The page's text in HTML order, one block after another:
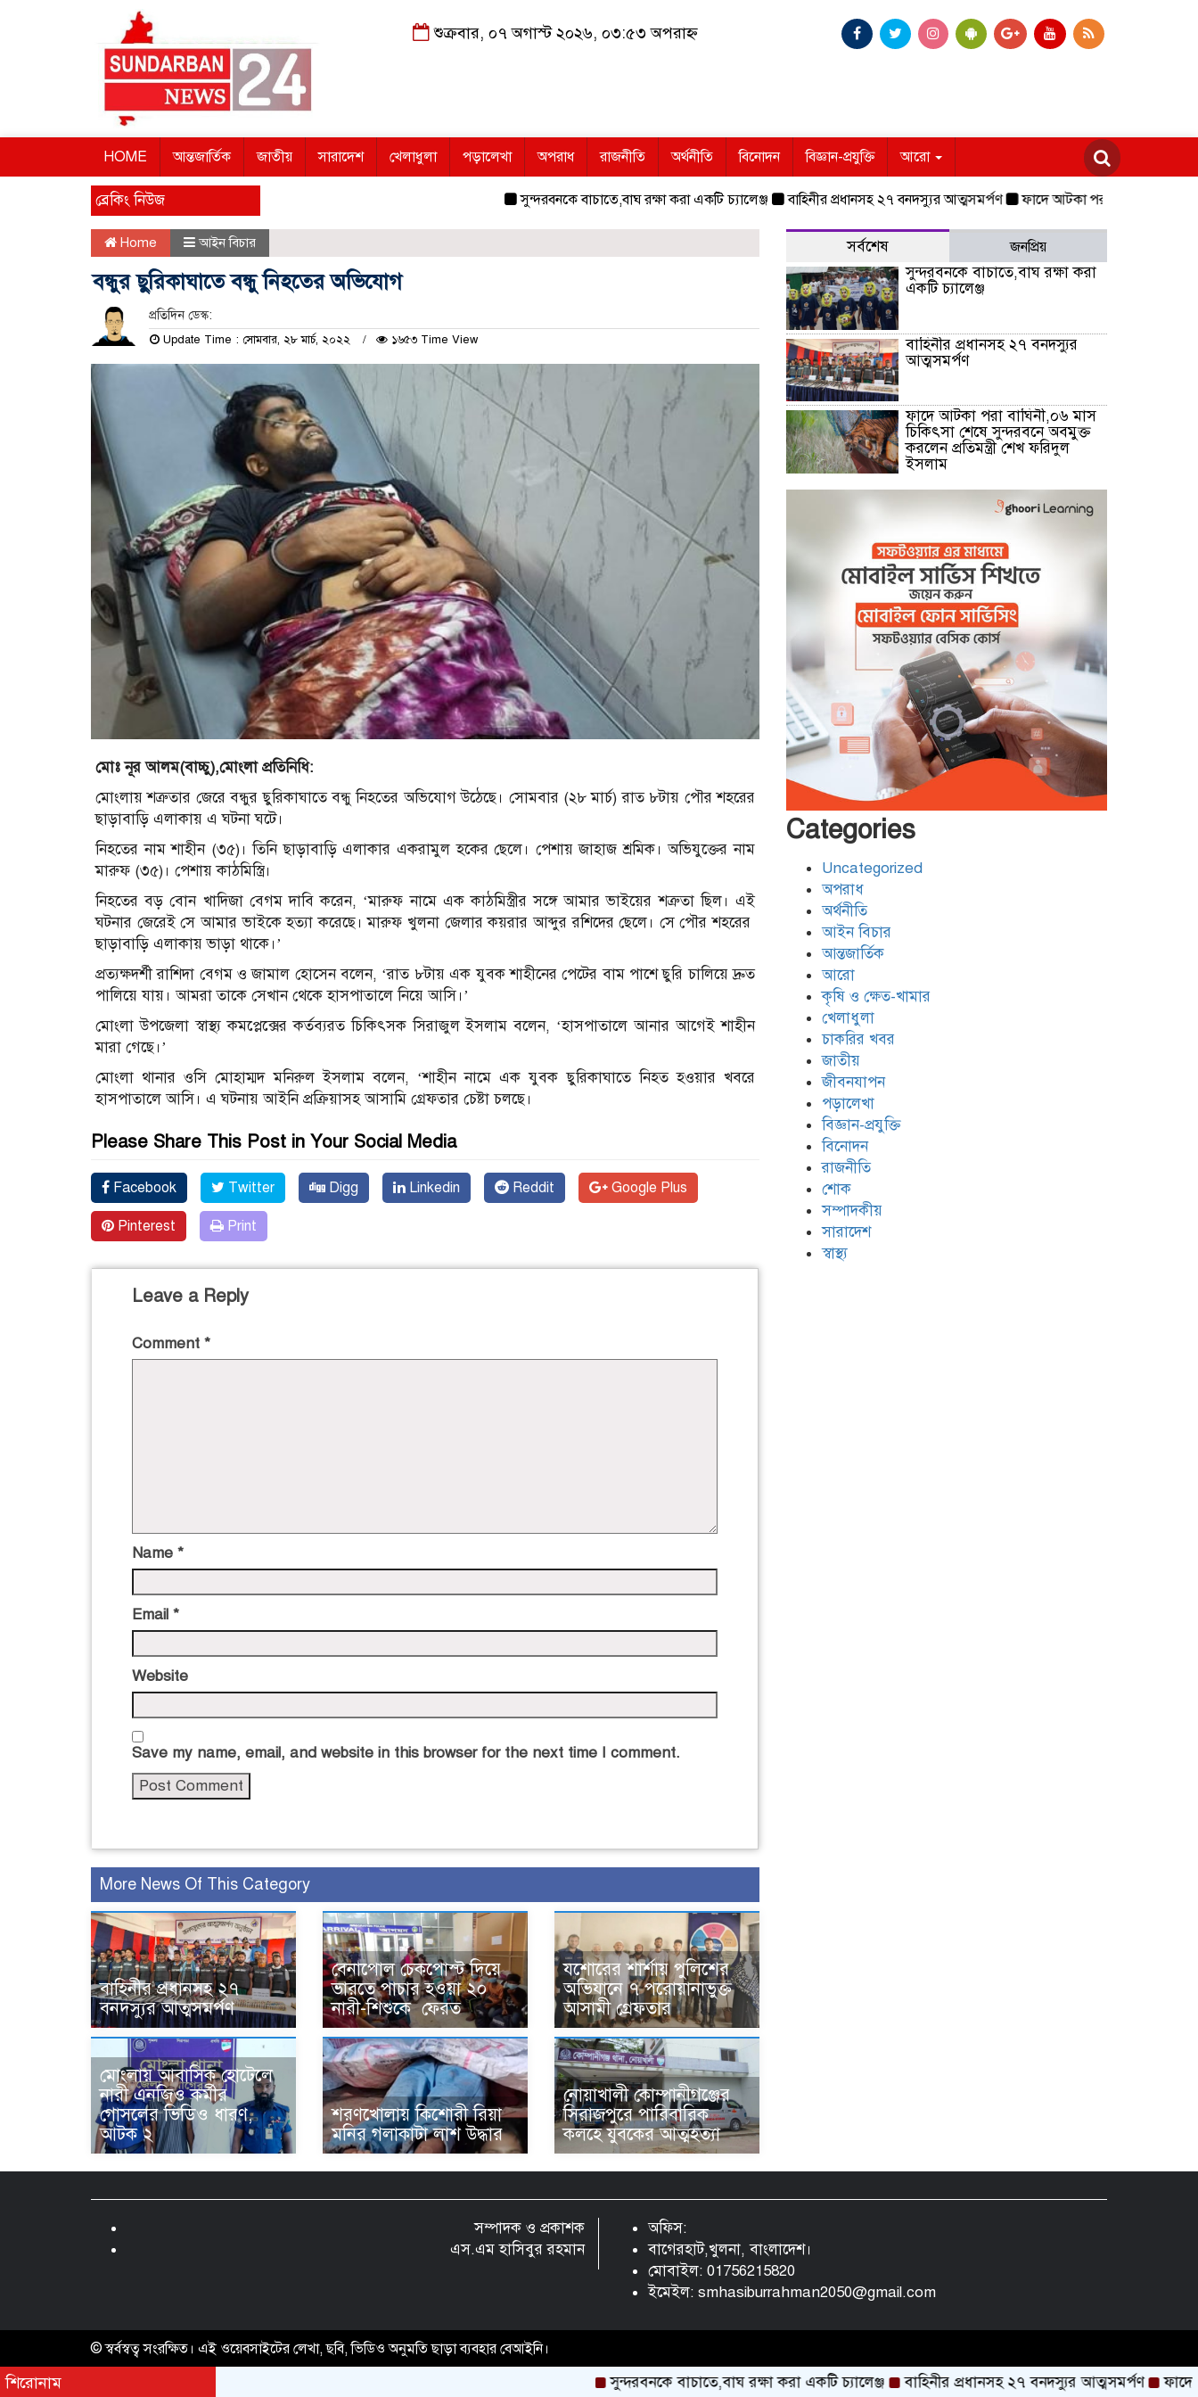
শুক্রবার, ০৭ অগাস্ট ২০২৬, ০৩:৫৩ অপরাহ্ন
HOME আন্তজার্তিক জাতীয় সারাদেশ খেলাধুলা পড়ালেখা অপরাধ রাজনীতি অর্থনীতি বিনোদন বিজ্ঞান-প্রযুক্তি আরো
ব্রেকিং নিউজ সুন্দরবনকে বাচাতে,বাঘ রক্ষা করা একটি চ্যালেঞ্জ বাহিনীর প্রধানসহ ২৭ বনদস্যুর আত্মসমর্পণ ফাদে আটকা পরা বাঘিনী,০৬ মাস
Home আইন বিচার
বন্ধুর ছুরিকাঘাতে বন্ধু নিহতের অভিযোগ
প্রতিদিন ডেস্ক:
Update Time : সোমবার, ২৮ মার্চ, ২০২২ ১৬৫৩ Time View
মোঃ নূর আলম(বাচ্চু),মোংলা প্রতিনিধি:
মোংলায় শত্রুতার জেরে বন্ধুর ছুরিকাঘাতে বন্ধু নিহতের অভিযোগ উঠেছে। সোমবার (২৮ মার্চ) রাত ৮টায় পৌর শহরের
ছাড়াবাড়ি এলাকায় এ ঘটনা ঘটে।
নিহতের নাম শাহীন (৩৫)। তিনি ছাড়াবাড়ি এলাকার একরামুল হকের ছেলে। পেশায় জাহাজ শ্রমিক। অভিযুক্তের নাম
মারুফ (৩৫)। পেশায় কাঠমিস্ত্রি।
নিহতের বড় বোন খাদিজা বেগম দাবি করেন, ‘মারুফ নামে এক কাঠমিস্ত্রীর সঙ্গে আমার ভাইয়ের শত্রুতা ছিল। এই
ঘটনার জেরেই সে আমার ভাইকে হত্যা করেছে। মারুফ খুলনা জেলার কয়রার আব্দুর রশিদের ছেলে। সে পৌর শহরের
ছাড়াবাড়ি এলাকায় ভাড়া থাকে।’
প্রত্যক্ষদর্শী রাশিদা বেগম ও জামাল হোসেন বলেন, ‘রাত ৮টায় এক যুবক শাহীনের পেটের বাম পাশে ছুরি চালিয়ে দ্রুত
পালিয়ে যায়। আমরা তাকে সেখান থেকে হাসপাতালে নিয়ে আসি।’
মোংলা উপজেলা স্বাস্থ্য কমপ্লেক্সের কর্তব্যরত চিকিৎসক সিরাজুল ইসলাম বলেন, ‘হাসপাতালে আনার আগেই শাহীন
মারা গেছে।’
মোংলা থানার ওসি মোহাম্মদ মনিরুল ইসলাম বলেন, ‘শাহীন নামে এক যুবক ছুরিকাঘাতে নিহত হওয়ার খবরে
হাসপাতালে আসি। এ ঘটনায় আইনি প্রক্রিয়াসহ আসামি গ্রেফতার চেষ্টা চলছে।
Please Share This Post in Your Social Media
Facebook Twitter Digg Linkedin Reddit Google Plus
Pinterest Print
Leave a Reply
Comment *
Name *
Email *
Website
Save my name, email, and website in this browser for the next time I comment.
More News Of This Category
বাহিনীর প্রধানসহ ২৭
বনদস্যুর আত্মসমর্পণ
বেনাপোল চেকপোস্ট দিয়ে
ভারতে পাচার হওয়া ২০
নারী-শিশুকে ফেরত
যশোরের শার্শায় পুলিশের
অভিযানে ৭ পরোয়ানাভুক্ত
আসামী গ্রেফতার
মোংলায় আবাসিক হোটেলে
নারী এনজিও কর্মীর
গোসলের ভিডিও ধারণ,
আটক ২
শরণখোলায় কিশোরী রিয়া
মনির গলাকাটা লাশ উদ্ধার
নোয়াখালী কোম্পানীগঞ্জের
সিরাজপুরে পারিবারিক
কলহে যুবকের আত্মহত্যা
সর্বশেষ জনপ্রিয়
সুন্দরবনকে বাচাতে,বাঘ রক্ষা করা
একটি চ্যালেঞ্জ
বাহিনীর প্রধানসহ ২৭ বনদস্যুর
আত্মসমর্পণ
ফাদে আটকা পরা বাঘিনী,০৬ মাস
চিকিৎসা শেষে সুন্দরবনে অবমুক্ত
করলেন প্রতিমন্ত্রী শেখ ফরিদুল
ইসলাম
মোংলা নদীতে ২৪ ঘন্টা ফেরি
চলাচলের উদ্বোধন
বেনাপোল সীমান্তে বিজিবির কঠোর
অবস্থানে বিএসএফের পুশইন প্রচেষ্টা
ব্যর্থ
বিদ্যুৎ,জ্বালানি প্রতিমন্ত্রী রামপাল
তাপ বিদ্যুৎকেন্দ্র পরিদর্শনে করেন
বিদ্যুৎ,জ্বালানি প্রতিমন্ত্রী রামপাল
তাপ বিদ্যুৎকেন্দ্র পরিদর্শনে করেন
বেনাপোল চেকপোস্ট দিয়ে ভারতে
পাচার হওয়া ২০ নারী-শিশুকে
ফেরত
৭ পরোয়ানাভুক্ত আসামী গ্রেফতার
Categories
Uncategorized
অপরাধ
অর্থনীতি
আইন বিচার
আন্তজার্তিক
আরো
কৃষি ও ক্ষেত-খামার
খেলাধুলা
চাকরির খবর
জাতীয়
জীবনযাপন
পড়ালেখা
বিজ্ঞান-প্রযুক্তি
বিনোদন
রাজনীতি
শোক
সম্পাদকীয়
সারাদেশ
স্বাস্থ্য
সম্পাদক ও প্রকাশক
এস.এম হাসিবুর রহমান
অফিস:
বাগেরহাট,খুলনা, বাংলাদেশ।
মোবাইল: 01756215820
ইমেইল: smhasiburrahman2050@gmail.com
শিরোনাম সুন্দরবনকে বাচাতে,বাঘ রক্ষা করা একটি চ্যালেঞ্জ বাহিনীর প্রধানসহ ২৭ বনদস্যুর আত্মসমর্পণ ফাদে
© স্বর্বস্বত্ব সংরক্ষিত। এই ওয়েবসাইটের লেখা, ছবি, ভিডিও অনুমতি ছাড়া ব্যবহার বেআইনি।